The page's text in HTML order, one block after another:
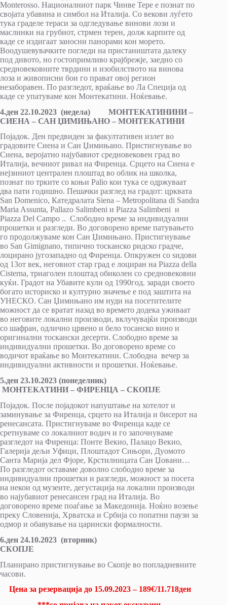
Monterosso. Националниот парк Чинве Тере е познат по
својата убавина и симбол на Италија. Со векови луѓето
тука граделе тераси за одгледување винови лози и
маслинки на грубиот, стрмен терен, долж карпите од
каде се издигаат заносни панорами кон морето.
Воодушевувачките погледи на пристаништата далеку
под дивото, но гостопримливо крајбрежје, заедно со
средновековните тврдини и изобилството на винова
лоза и живописни бои го прават овој регион
незаборавен. По разгледот, враќање во Ла Специја од
каде се упатуваме кон Монтекатини. Ноќевање.
4.ден 22.10.2023 (недела) МОНТЕКАТИНИНИ –
СИЕНА – САН ЏИМИЊАНО – МОНТЕКАТИНИ
Појадок. Ден предвиден за факултативен излет во
градовите Сиена и Сан Џимињано. Пристигнување во
Сиена, веројатно најубавиот средновековен град во
Италија, вечниот ривал на Фиренца. Срцето на Сиена е
нејзиниот централен плоштад во облик на школка,
познат по трките со коњи Palio кои тука се одржуваат
два пати годишно. Пешачки разглед на градот: црквата
San Domenico, Катедралата Siena – Metropolitana di Sandra
Maria Assunta, Pallazo Salimbeni и Piazza Salimbeni и
Piazza Del Campo .. Слободно време за индивидуални
прошетки и разгледи. Во договорено време патувањето
го продолжуваме кон Сан Џимињано. Пристигнување
во San Gimignano, типично тосканско ридско градче,
лоцирано југозападно од Фиренца. Опкружен со ѕидови
од 13от век, неговиот стар град е лоциран на Piazza della
Cisterna, триаголен плоштад обиколен со средновековни
куќи. Градот на Убавите кули од 1990год. заради своето
богато историско и културно значење е под заштита на
УНЕСКО. Сан Џимињано им нуди на посетителите
можност да се вратат назад во времето додека уживаат
во неговите локални производи, вклучувајќи производи
со шафран, одлично црвено и бело тосанско вино и
оригинални тоскански десерти. Слободно време за
индивидуални прошетки. Во договорено време со
водичот враќање во Монтекатини. Слободна вечер за
индивидуални активности и прошетки. Ноќевање.
5.ден 23.10.2023 (понеделник)
МОНТЕКАТИНИ – ФИРЕНЦА – СКОПЈЕ
Појадок. После појадокот напуштање на хотелот и
заминување за Фиренца, срцето на Италија и бисерот на
ренесансата. Пристигнуваме во Фиренца каде се
сретнуваме со локалниот водич и го започнуваме
разгледот на Фиренца: Понте Векио, Палацо Векио,
Галерија дељи Уфици, Плоштадот Сињори, Дуомото
Санта Марија дел Фјоре, Крстилницата Сан Џовани…
По разгледот оставаме доволно слободно време за
индивидуални прошетки и разгледи, можност за посета
на некои од музеите, дегустација на локални производи
во најубавиот ренесансен град на Италија. Во
договорено време поаѓање за Македонија. Ноќно возење
преку Словенија, Хрватска и Србија со попатни паузи за
одмор и обавување на царински формалности.
6.ден 24.10.2023 (вторник)
СКОПЈЕ
Планирано пристигнување во Скопје во попладневните
часови.
Цена за резервација до 15.09.2023 – 189€/11.718ден